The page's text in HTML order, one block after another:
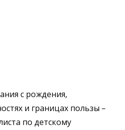
с рождения,
и границах пользы –
по детскому